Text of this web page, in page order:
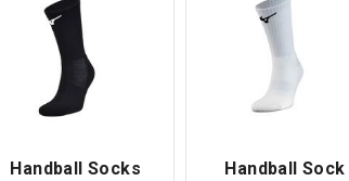
Handball Socks Handball Sock